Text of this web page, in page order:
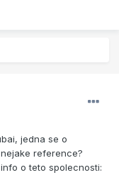
jedna se o
reference?
o teto spolecnosti: